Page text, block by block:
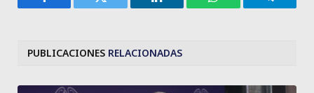
Facebook Twitter LinkedIn WhatsApp
PUBLICACIONES RELACIONADAS